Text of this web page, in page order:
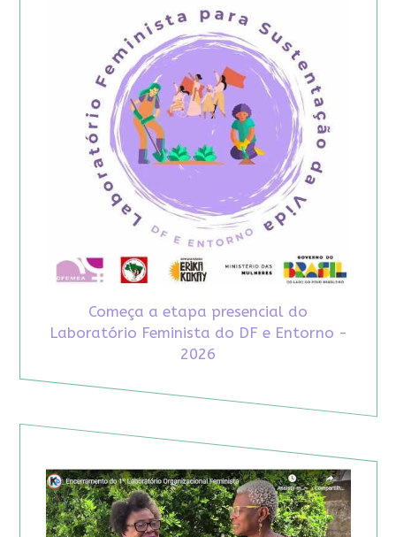
Começa a etapa presencial do
Laboratório Feminista do DF e Entorno -
2026